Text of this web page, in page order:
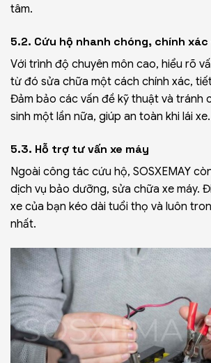
tâm.
5.2. Cứu hộ nhanh chóng, chính xác
Với trình độ chuyên môn cao, hiểu rõ
từ đó sửa chữa một cách chính xác,
Đảm bảo các vấn đề kỹ thuật và tránh
sinh một lần nữa, giúp an toàn khi lái xe.
5.3. Hỗ trợ tư vấn xe máy
Ngoài công tác cứu hộ, SOSXEMAY
dịch vụ bảo dưỡng, sửa chữa xe máy.
xe của bạn kéo dài tuổi thọ và luôn
nhất.